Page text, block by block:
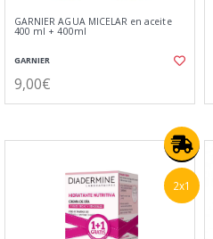
GARNIER AGUA MICELAR en aceite
400 ml + 400ml
GARNIER
9,00€
2x1